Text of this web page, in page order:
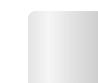
substrato para plantas